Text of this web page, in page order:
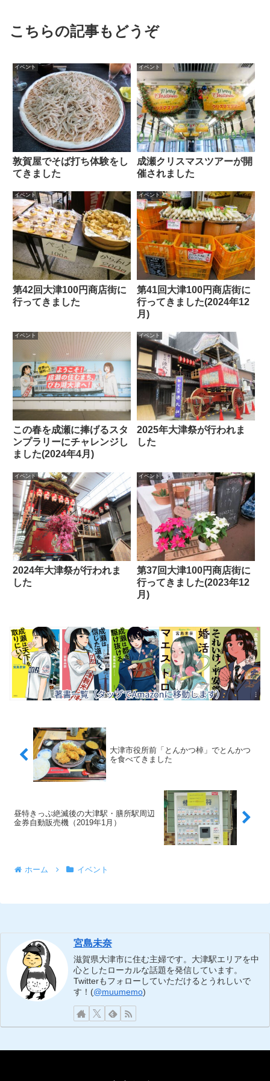
こちらの記事もどうぞ
イベント
敦賀屋でそば打ち体験をし
てきました
イベント
成瀬クリスマスツアーが開
催されました
イベント
第42回大津100円商店街に
行ってきました
イベント
第41回大津100円商店街に
行ってきました(2024年12
月)
イベント
この春を成瀬に捧げるスタ
ンプラリーにチャレンジし
ました(2024年4月)
イベント
2025年大津祭が行われま
した
イベント
2024年大津祭が行われま
した
イベント
第37回大津100円商店街に
行ってきました(2023年12
月)
大津市役所前「とんかつ棹」でとんかつ
を食べてきました
昼特きっぷ絶滅後の大津駅・膳所駅周辺
金券自動販売機（2019年1月）
ホーム イベント
宮島未奈
滋賀県大津市に住む主婦です。大津駅エリアを中
心としたローカルな話題を発信しています。
Twitterもフォローしていただけるとうれしいで
す！(@muumemo)